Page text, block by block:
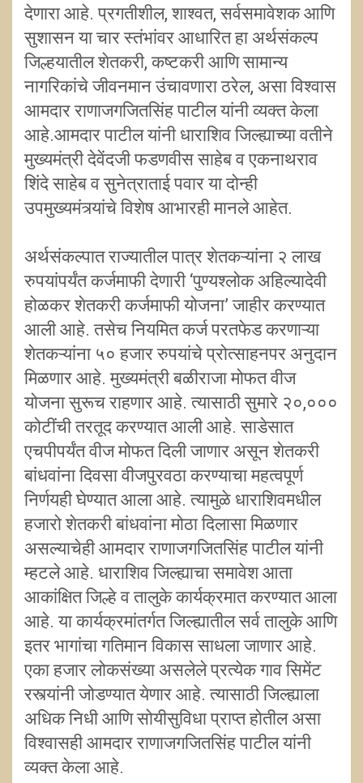
देणारा आहे. प्रगतीशील, शाश्वत, सर्वसमावेशक आणि
सुशासन या चार स्तंभांवर आधारित हा अर्थसंकल्प
जिल्हयातील शेतकरी, कष्टकरी आणि सामान्य
नागरिकांचे जीवनमान उंचावणारा ठरेल, असा विश्वास
आमदार राणाजगजितसिंह पाटील यांनी व्यक्त केला
आहे.आमदार पाटील यांनी धाराशिव जिल्ह्याच्या वतीने
मुख्यमंत्री देवेंदजी फडणवीस साहेब व एकनाथराव
शिंदे साहेब व सुनेत्राताई पवार या दोन्ही
उपमुख्यमंत्र्यांचे विशेष आभारही मानले आहेत.
अर्थसंकल्पात राज्यातील पात्र शेतकऱ्यांना २ लाख
रुपयांपर्यंत कर्जमाफी देणारी ‘पुण्यश्लोक अहिल्यादेवी
होळकर शेतकरी कर्जमाफी योजना’ जाहीर करण्यात
आली आहे. तसेच नियमित कर्ज परतफेड करणाऱ्या
शेतकऱ्यांना ५० हजार रुपयांचे प्रोत्साहनपर अनुदान
मिळणार आहे. मुख्यमंत्री बळीराजा मोफत वीज
योजना सुरूच राहणार आहे. त्यासाठी सुमारे २०,०००
कोटींची तरतूद करण्यात आली आहे. साडेसात
एचपीपर्यंत वीज मोफत दिली जाणार असून शेतकरी
बांधवांना दिवसा वीजपुरवठा करण्याचा महत्वपूर्ण
निर्णयही घेण्यात आला आहे. त्यामुळे धाराशिवमधील
हजारो शेतकरी बांधवांना मोठा दिलासा मिळणार
असल्याचेही आमदार राणाजगजितसिंह पाटील यांनी
म्हटले आहे. धाराशिव जिल्ह्याचा समावेश आता
आकांक्षित जिल्हे व तालुके कार्यक्रमात करण्यात आला
आहे. या कार्यक्रमांतर्गत जिल्ह्यातील सर्व तालुके आणि
इतर भागांचा गतिमान विकास साधला जाणार आहे.
एका हजार लोकसंख्या असलेले प्रत्येक गाव सिमेंट
रस्त्यांनी जोडण्यात येणार आहे. त्यासाठी जिल्ह्याला
अधिक निधी आणि सोयीसुविधा प्राप्त होतील असा
विश्वासही आमदार राणाजगजितसिंह पाटील यांनी
व्यक्त केला आहे.